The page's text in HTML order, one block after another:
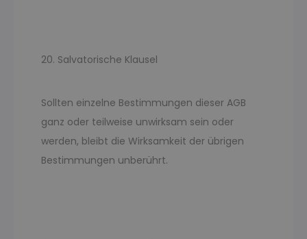
20. Salvatorische Klausel
Sollten einzelne Bestimmungen dieser AGB
ganz oder teilweise unwirksam sein oder
werden, bleibt die Wirksamkeit der übrigen
Bestimmungen unberührt.